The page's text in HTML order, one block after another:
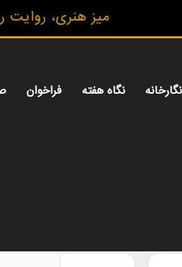
میز هنری، روایت روز
نگارخانه نگاه هفته فراخوان